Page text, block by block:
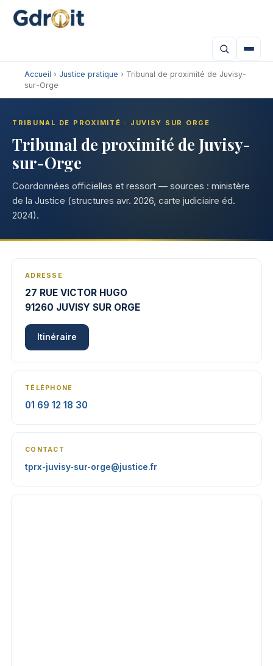
Accueil › Justice pratique › Tribunal de proximité de Juvisy-
sur-Orge
TRIBUNAL DE PROXIMITÉ · JUVISY SUR ORGE
Tribunal de proximité de Juvisy-
sur-Orge
Coordonnées officielles et ressort — sources : ministère
de la Justice (structures avr. 2026, carte judiciaire éd.
2024).
ADRESSE
27 RUE VICTOR HUGO
91260 JUVISY SUR ORGE
Itinéraire
TÉLÉPHONE
01 69 12 18 30
CONTACT
tprx-juvisy-sur-orge@justice.fr